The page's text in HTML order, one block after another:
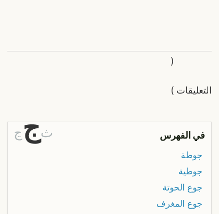
التعليقات
(
)
في الفهرس ثج ڃ
جوطة
جوطية
جوع الحوتة
جوع المغرف